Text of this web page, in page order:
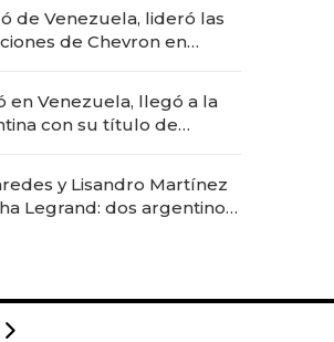
de Venezuela, lideró las
de Chevron en
en Venezuela, llegó a la
con su título de
"fast premium"
y Lisandro Martínez
Legrand: dos argentinos